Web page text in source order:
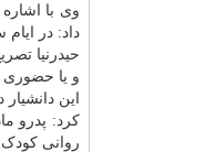
وی با
داد: در
حیدرنیا
و یا حضوری
این دانشیار
کرد: پدرو
روانی